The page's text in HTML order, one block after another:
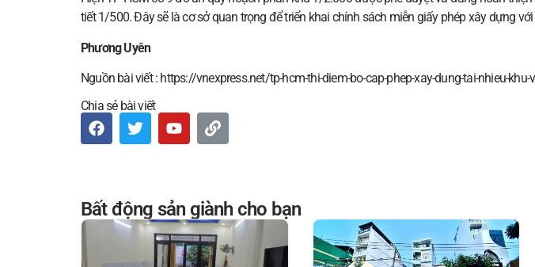
tiết 1/500. Đây sẽ là cơ sở quan trọng để triển khai chính sách miễn giấy phép xây dựng với
Phương Uyên
Nguồn bài viết : https://vnexpress.net/tp-hcm-thi-diem-bo-cap-phep-xay-dung-tai-nhieu-
Chia sẻ bài viết
Bất động sản giành cho bạn